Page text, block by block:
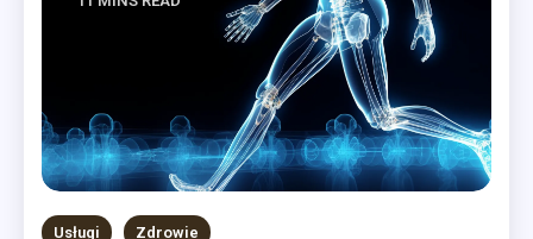
Usługi Zdrowie